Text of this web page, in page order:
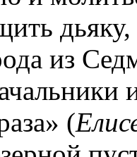
из
(